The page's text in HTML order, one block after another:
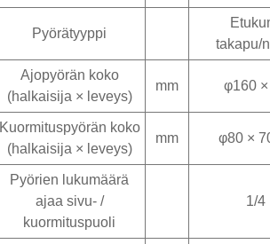
Pyörätyyppi
takapu/
Ajopyörän koko
(halkaisija × leveys)
mm φ160
Kuormituspyörän koko
(halkaisija × leveys)
mm φ80 ×
Pyörien lukumäärä
ajaa sivu- /
kuormituspuoli
1/4